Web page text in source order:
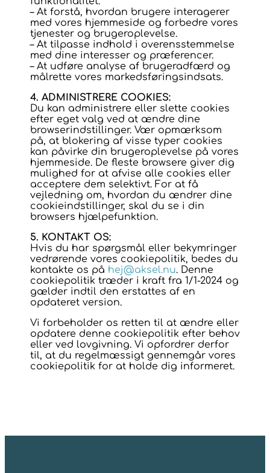
– At forstå, hvordan brugere interagerer
med vores hjemmeside og forbedre vores
tjenester og brugeroplevelse.
– At tilpasse indhold i overensstemmelse
med dine interesser og præferencer.
– At udføre analyse af brugeradfærd og
målrette vores markedsføringsindsats.
4. ADMINISTRERE COOKIES:
Du kan administrere eller slette cookies
efter eget valg ved at ændre dine
browserindstillinger. Vær opmærksom
på, at blokering af visse typer cookies
kan påvirke din brugeroplevelse på vores
hjemmeside. De fleste browsere giver dig
mulighed for at afvise alle cookies eller
acceptere dem selektivt. For at få
vejledning om, hvordan du ændrer dine
cookieindstillinger, skal du se i din
browsers hjælpefunktion.
5. KONTAKT OS:
Hvis du har spørgsmål eller bekymringer
vedrørende vores cookiepolitik, bedes du
kontakte os på hej@aksel.nu. Denne
cookiepolitik træder i kraft fra 1/1-2024 og
gælder indtil den erstattes af en
opdateret version.
Vi forbeholder os retten til at ændre eller
opdatere denne cookiepolitik efter behov
eller ved lovgivning. Vi opfordrer derfor
til, at du regelmæssigt gennemgår vores
cookiepolitik for at holde dig informeret.